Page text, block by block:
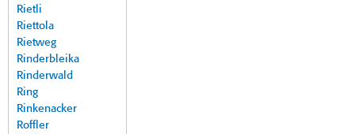
Rietli
Riettola
Rietweg
Rinderbleika
Rinderwald
Ring
Rinkenacker
Roffler